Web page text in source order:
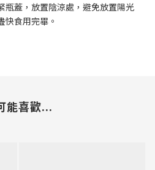
瓶蓋，放置陰涼處，避免放置陽光
快食用完畢。
能喜歡...